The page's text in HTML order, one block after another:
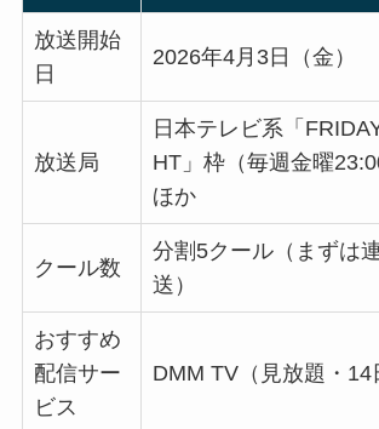
放送開始
日
2026年4月3日（金）
放送局
日本テレビ系「
HT」枠（毎週金曜
ほか
クール数
分割5クール（まずは
送）
おすすめ
配信サー
ビス
DMM TV（見放題・14